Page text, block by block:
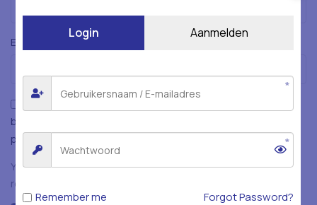
E-mail
browser voor de volgende keer wanneer ik een reactie
plaats.
You have to be logged in to be able to add photos to your
review.
Login Aanmelden
Remember me Forgot Password?